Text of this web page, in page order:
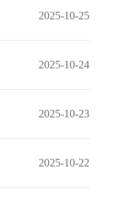
2025-10-25
2025-10-24
2025-10-23
2025-10-22